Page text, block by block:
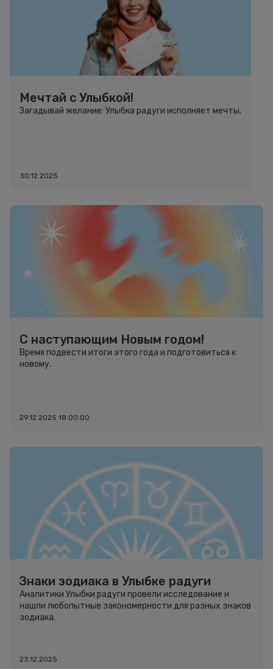
Мечтай с Улыбкой!
Загадывай желание: Улыбка радуги исполняет мечты.
30.12.2025
С наступающим Новым годом!
Время подвести итоги этого года и подготовиться к
новому.
29.12.2025 18:00:00
Знаки зодиака в Улыбке радуги
Аналитики Улыбки радуги провели исследование и
нашли любопытные закономерности для разных знаков
зодиака.
23.12.2025